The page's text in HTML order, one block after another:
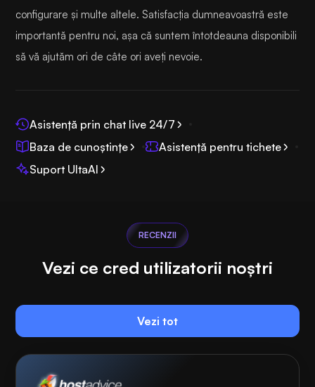
configurare și multe altele. Satisfacția dumneavoastră este
importantă pentru noi, așa că suntem întotdeauna disponibili
să vă ajutăm ori de câte ori aveți nevoie.
Asistență prin chat live 24/7
Baza de cunoștințe
Asistență pentru tichete
Suport UltaAI
RECENZII
Vezi ce cred utilizatorii noștri
Vezi tot